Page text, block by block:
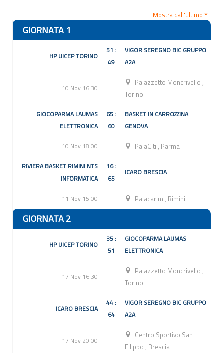
Mostra dall'ultimo
GIORNATA 1
HP UICEP TORINO
51 :
49
VIGOR SEREGNO BIC GRUPPO
A2A
10 Nov 16:30
Palazzetto Moncrivello,
Torino
GIOCOPARMA LAUMAS
ELETTRONICA
65 :
60
BASKET IN CARROZZINA
GENOVA
10 Nov 18:00 PalaCiti, Parma
RIVIERA BASKET RIMINI NTS
INFORMATICA
16 :
65
ICARO BRESCIA
11 Nov 15:00 Palacarim, Rimini
GIORNATA 2
HP UICEP TORINO
35 :
51
GIOCOPARMA LAUMAS
ELETTRONICA
17 Nov 16:30
Palazzetto Moncrivello,
Torino
ICARO BRESCIA
44 :
64
VIGOR SEREGNO BIC GRUPPO
A2A
17 Nov 20:00
Centro Sportivo San
Filippo , Brescia